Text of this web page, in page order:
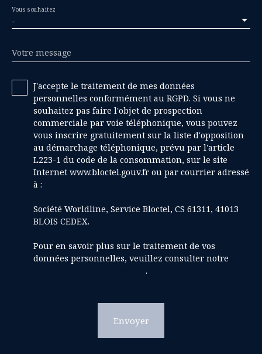
-
Vous souhaitez
Votre message
J'accepte le traitement de mes données
personnelles conformément au RGPD. Si vous ne
souhaitez pas faire l'objet de prospection
commerciale par voie téléphonique, vous pouvez
vous inscrire gratuitement sur la liste d'opposition
au démarchage téléphonique, prévu par l'article
L223-1 du code de la consommation, sur le site
Internet www.bloctel.gouv.fr ou par courrier adressé
à :
Société Worldline, Service Bloctel, CS 61311, 41013
BLOIS CEDEX.
Pour en savoir plus sur le traitement de vos
données personnelles, veuillez consulter notre
.
Envoyer